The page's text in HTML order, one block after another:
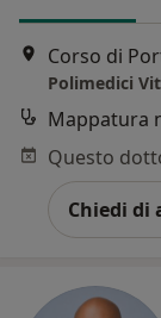
Corso di
Polimedici
Mappatura
Chiedi di